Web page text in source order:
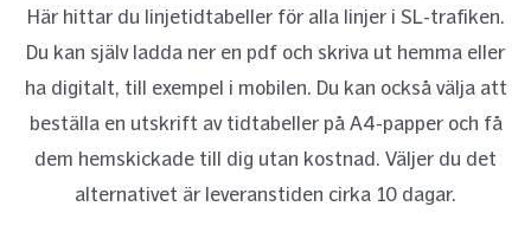
Här hittar du linjetidtabeller för alla linjer i SL-trafiken.
Du kan själv ladda ner en pdf och skriva ut hemma eller
ha digitalt, till exempel i mobilen. Du kan också välja att
beställa en utskrift av tidtabeller på A4-papper och få
dem hemskickade till dig utan kostnad. Väljer du det
alternativet är leveranstiden cirka 10 dagar.